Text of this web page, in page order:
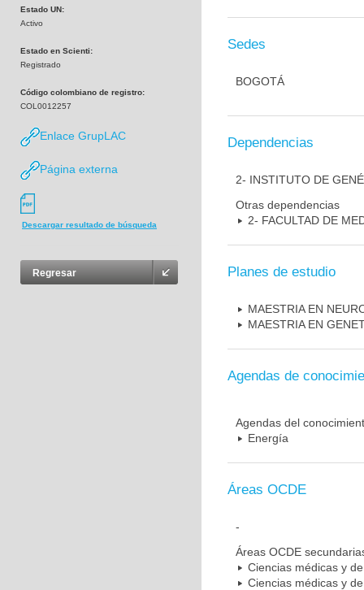
Estado UN:
Activo
Estado en Scienti:
Registrado
Código colombiano de registro:
COL0012257
Enlace GrupLAC
Página externa
Descargar resultado de búsqueda
Regresar
Sedes
BOGOTÁ
Dependencias
2- INSTITUTO DE
Otras dependencias
2- FACULTAD DE
Planes de estudio
MAESTRIA EN
MAESTRIA EN
Agendas de
Agendas del
Energía
Áreas OCDE
-
Áreas OCDE
Ciencias médicas y
Ciencias médicas y